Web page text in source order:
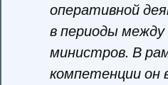
оперативной
в периоды
министров. В
компетенции он